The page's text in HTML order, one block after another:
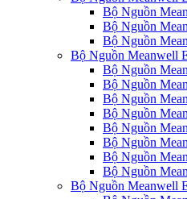
Bộ Nguồn
Bộ Nguồn
Bộ Nguồn
Bộ Nguồn Meanwell
Bộ Nguồn
Bộ Nguồn
Bộ Nguồn
Bộ Nguồn
Bộ Nguồn
Bộ Nguồn
Bộ Nguồn
Bộ Nguồn
Bộ Nguồn Meanwell